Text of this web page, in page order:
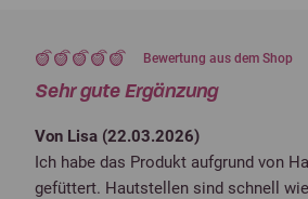
Bewertung aus dem Shop
Sehr gute Ergänzung
Von Lisa (22.03.2026)
Ich habe das Produkt aufgrund von
gefüttert. Hautstellen sind schnell